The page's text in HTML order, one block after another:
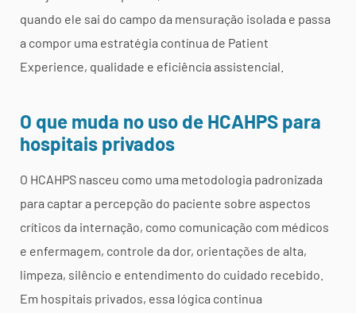
quando ele sai do campo da mensuração isolada e passa
a compor uma estratégia contínua de Patient
Experience, qualidade e eficiência assistencial.
O que muda no uso de HCAHPS para
hospitais privados
O HCAHPS nasceu como uma metodologia padronizada
para captar a percepção do paciente sobre aspectos
críticos da internação, como comunicação com médicos
e enfermagem, controle da dor, orientações de alta,
limpeza, silêncio e entendimento do cuidado recebido.
Em hospitais privados, essa lógica continua